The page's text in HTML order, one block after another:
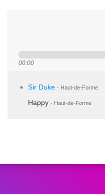
00:00
Sir Duke - Haut-de-Forme
Happy - Haut-de-Forme